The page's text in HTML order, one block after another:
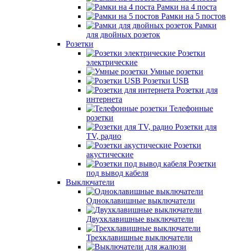
Рамки на 4 поста
Рамки на 5 постов
Рамки
для двойных розеток
Розетки
Розетки
электрические
Умные розетки
Розетки USB
Розетки для
интернета
Телефонные
розетки
Розетки для
TV, радио
Розетки
акустические
Розетки
под вывод кабеля
Выключатели
Одноклавишные выключатели
Двухклавишные выключатели
Трехклавишные выключатели